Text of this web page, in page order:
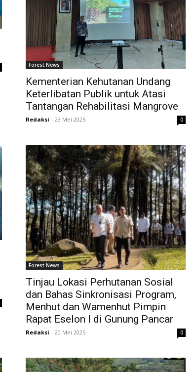
Forest News
Kementerian Kehutanan Undang
Keterlibatan Publik untuk Atasi
Tantangan Rehabilitasi Mangrove
Redaksi - 23 Mei 2025 0
Forest News
Tinjau Lokasi Perhutanan Sosial
dan Bahas Sinkronisasi Program,
Menhut dan Wamenhut Pimpin
Rapat Eselon I di Gunung Pancar
Redaksi - 20 Mei 2025 0